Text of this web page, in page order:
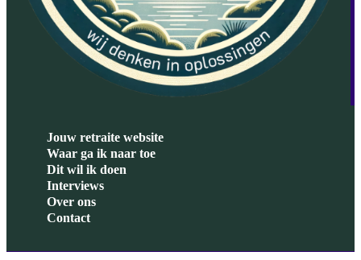
Jouw retraite website
Waar ga ik naar toe
Dit wil ik doen
Interviews
Over ons
Contact